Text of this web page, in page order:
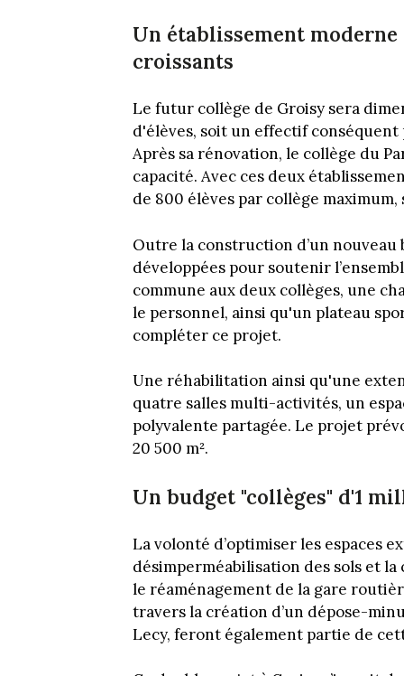
Un établissement
croissants
Le futur collège de Groisy sera
d'élèves, soit un effectif
Après sa rénovation, le collège du
capacité. Avec ces deux
de 800 élèves par collège
Outre la construction d’un
développées pour soutenir
commune aux deux collèges, une
le personnel, ainsi qu'un plateau
compléter ce projet.
Une réhabilitation ainsi qu'une
quatre salles multi-activités, un
polyvalente partagée. Le projet
20 500 m².
Un budget "collèges" d'1
La volonté d’optimiser les espaces
désimperméabilisation des sols et
le réaménagement de la gare
travers la création d’un dépose-
Lecy, feront également partie de